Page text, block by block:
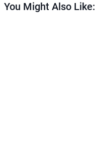
You Might Also Like: